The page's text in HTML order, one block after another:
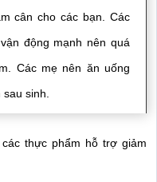
cân cho các bạn. Các
động mạnh nên quá
Các mẹ nên ăn uống
sinh.
thực phẩm hỗ trợ giảm